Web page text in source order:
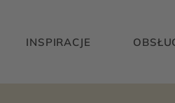
INSPIRACJE